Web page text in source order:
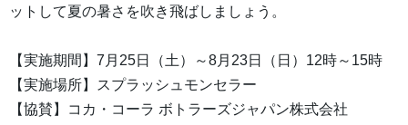
ットして夏の暑さを吹き飛ばしましょう。
【実施期間】7月25日（土）～8月23日（日）12時～15時
【実施場所】スプラッシュモンセラー
【協賛】コカ・コーラ ボトラーズジャパン株式会社